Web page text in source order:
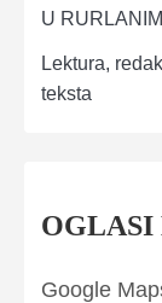
U
Lektura,
teksta
OGLASI
Google